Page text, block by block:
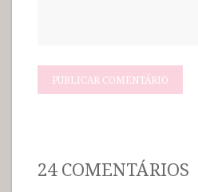
24 COMENTÁRIOS